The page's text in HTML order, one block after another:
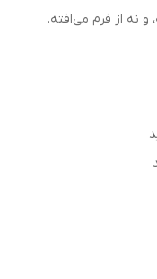
و نه از فرم می‌افته.